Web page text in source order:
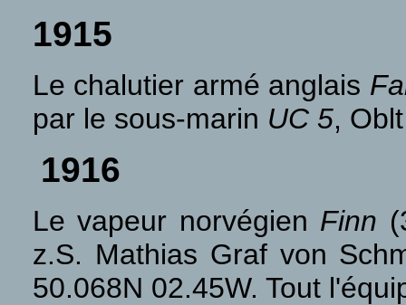
1915
Le chalutier armé anglais
par le sous-marin UC 5,
1916
Le vapeur norvégien Finn
z.S. Mathias Graf von
50.068N 02.45W. Tout